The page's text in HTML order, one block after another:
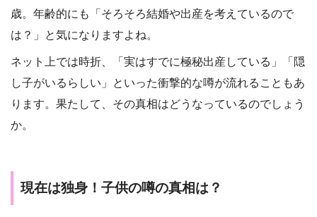
歳。年齢的にも「そろそろ結婚や出産を考えているので
は？」と気になりますよね。
ネット上では時折、「実はすでに極秘出産している」「隠
し子がいるらしい」といった衝撃的な噂が流れることもあ
ります。果たして、その真相はどうなっているのでしょう
か。
現在は独身！子供の噂の真相は？